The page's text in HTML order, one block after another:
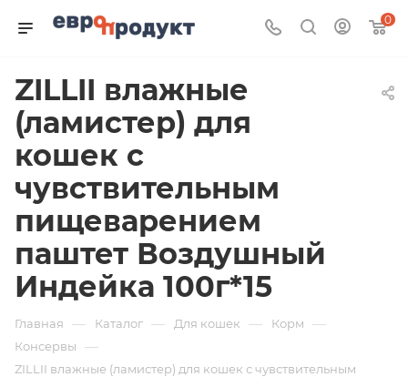
0
ZILLII влажные
(ламистер) для
кошек с
чувствительным
пищеварением
паштет Воздушный
Индейка 100г*15
Главная — Каталог — Для кошек — Корм —
Консервы —
ZILLII влажные (ламистер) для кошек с чувствительным